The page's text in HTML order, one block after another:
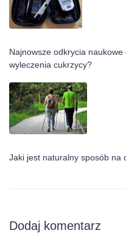
Najnowsze odkrycia
wyleczenia cukrzycy?
Jaki jest naturalny sposób na
Dodaj komentarz